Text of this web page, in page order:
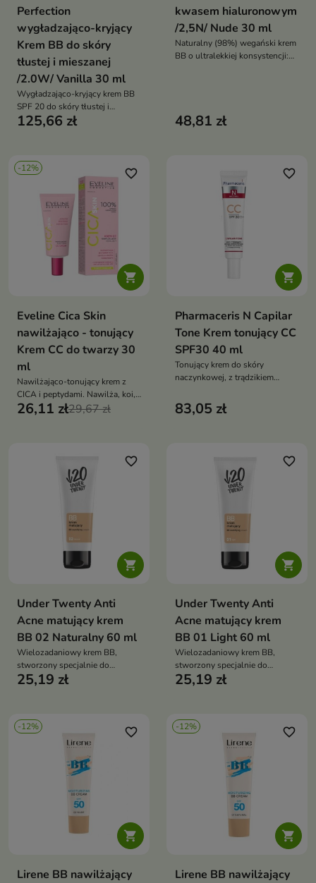
Perfection
wygładzająco-kryjący
Krem BB do skóry
tłustej i mieszanej
/2.0W/ Vanilla 30 ml
Wygładzająco-kryjący krem BB
SPF 20 do skóry tłustej i
mieszanej, łączący pielęgnację,
125,66 zł
kwasem hialuronowym
/2,5N/ Nude 30 ml
Naturalny (98%) wegański krem
BB o ultralekkiej konsystencji:
światłem niebieskim
48,81 zł
-12%

favorite_border
Eveline Cica Skin
nawilżająco - tonujący
Krem CC do twarzy 30
ml
Nawilżająco-tonujący krem z
CICA i peptydami. Nawilża, koi,
regeneruje i wyrównuje koloryt
26,11 zł29,67 zł

favorite_border
Pharmaceris N Capilar
Tone Krem tonujący CC
SPF30 40 ml
Tonujący krem do skóry
naczynkowej, z trądzikiem
Wzmacnia naczynia, redukuje
zaczerwienienia i chroni przed
83,05 zł

favorite_border
Under Twenty Anti
Acne matujący krem
BB 02 Naturalny 60 ml
Wielozadaniowy krem BB,
stworzony specjalnie do
pielęgnacji skóry młodej z
25,19 zł

favorite_border
Under Twenty Anti
Acne matujący krem
BB 01 Light 60 ml
Wielozadaniowy krem BB,
stworzony specjalnie do
pielęgnacji skóry młodej z
25,19 zł
-12%

favorite_border
Lirene BB nawilżający
-12%

favorite_border
Lirene BB nawilżający